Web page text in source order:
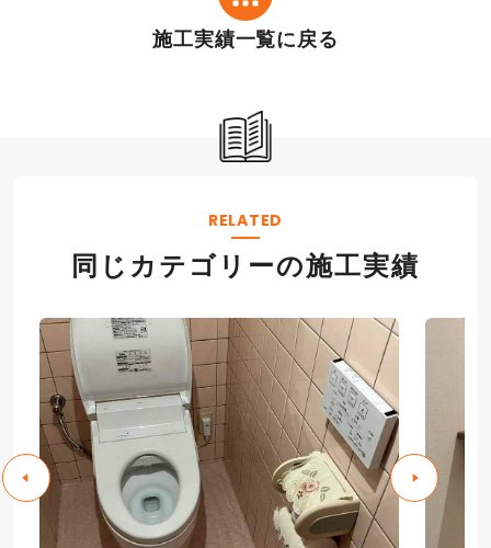
施工実績一覧に戻る
RELATED
同じカテゴリーの施工実績